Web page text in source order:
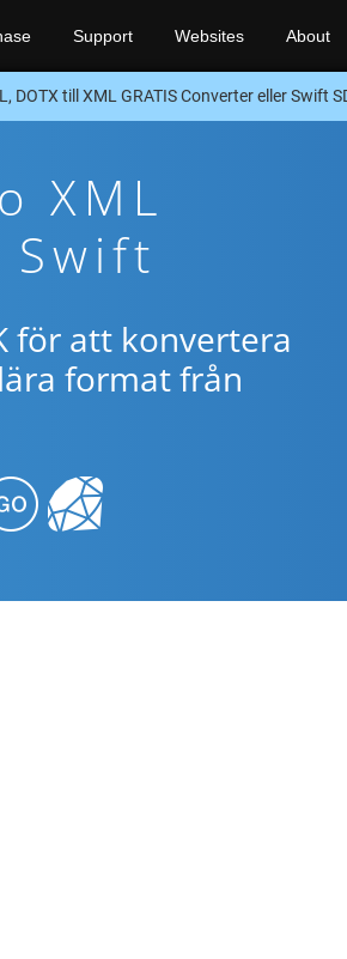
Support Websites About
DOTX till XML GRATIS Converter eller Swift
XML
för att konvertera
format från